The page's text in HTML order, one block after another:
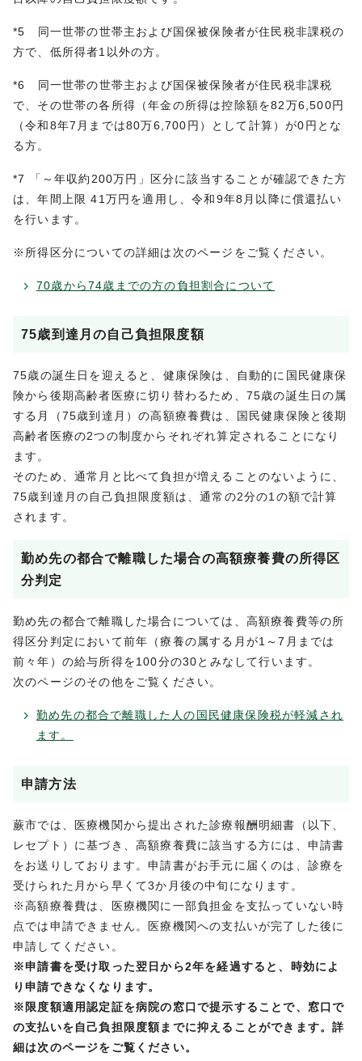
*5 同一世帯の世帯主および国保被保険者が住民税非課税の
方で、低所得者1以外の方。
*6 同一世帯の世帯主および国保被保険者が住民税非課税
で、その世帯の各所得（年金の所得は控除額を82万6,500円
（令和8年7月までは80万6,700円）として計算）が0円とな
る方。
*7 「～年収約200万円」区分に該当することが確認できた方
は、年間上限 41万円を適用し、令和9年8月以降に償還払い
を行います。
※所得区分についての詳細は次のページをご覧ください。
70歳から74歳までの方の負担割合について
75歳到達月の自己負担限度額
75歳の誕生日を迎えると、健康保険は、自動的に国民健康保
険から後期高齢者医療に切り替わるため、75歳の誕生日の属
する月（75歳到達月）の高額療養費は、国民健康保険と後期
高齢者医療の2つの制度からそれぞれ算定されることになり
ます。
そのため、通常月と比べて負担が増えることのないように、
75歳到達月の自己負担限度額は、通常の2分の1の額で計算
されます。
勤め先の都合で離職した場合の高額療養費の所得区
分判定
勤め先の都合で離職した場合については、高額療養費等の所
得区分判定において前年（療養の属する月が1～7月までは
前々年）の給与所得を100分の30とみなして行います。
次のページのその他をご覧ください。
勤め先の都合で離職した人の国民健康保険税が軽減され
ます。
申請方法
蕨市では、医療機関から提出された診療報酬明細書（以下、
レセプト）に基づき、高額療養費に該当する方には、申請書
をお送りしております。申請書がお手元に届くのは、診療を
受けられた月から早くて3か月後の中旬になります。
※高額療養費は、医療機関に一部負担金を支払っていない時
点では申請できません。医療機関への支払いが完了した後に
申請してください。
※申請書を受け取った翌日から2年を経過すると、時効によ
り申請できなくなります。
※限度額適用認定証を病院の窓口で提示することで、窓口で
の支払いを自己負担限度額までに抑えることができます。詳
細は次のページをご覧ください。